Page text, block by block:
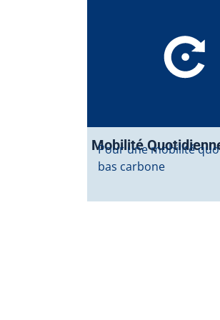
Mobilité
Pour une mobilité
bas carbone